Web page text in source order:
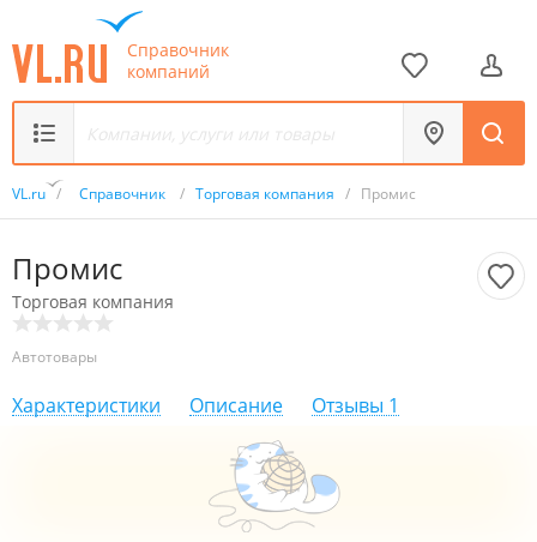
Справочник
компаний
VL.ru / Справочник / Торговая компания / Промис
Промис
Торговая компания
Автотовары
Характеристики Описание Отзывы 1